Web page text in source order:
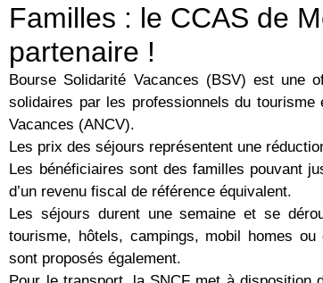
Familles : le CCAS de
partenaire !
Bourse Solidarité Vacances (BSV) est une
solidaires par les professionnels du tourisme
Vacances (ANCV).
Les prix des séjours représentent une
Les bénéficiaires sont des familles pouvant
d’un revenu fiscal de référence équivalent.
Les séjours durent une semaine et se
tourisme, hôtels, campings, mobil homes
sont proposés également.